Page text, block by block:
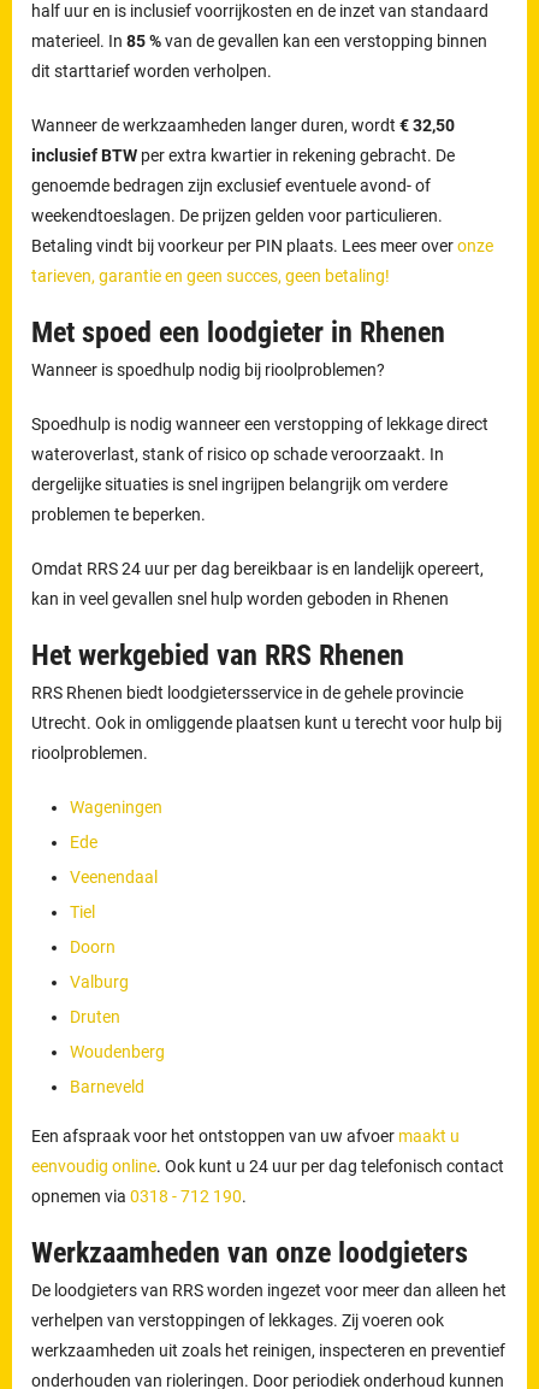
half uur en is inclusief voorrijkosten en de inzet van standaard
materieel. In85 %van de gevallen kan een verstopping binnen
dit starttarief worden verholpen.
Wanneer de werkzaamheden langer duren, wordt€ 32,50
inclusief BTW per extra kwartier in rekening gebracht. De
genoemde bedragen zijn exclusief eventuele avond- of
weekendtoeslagen. De prijzen gelden voor particulieren.
Betaling vindt bij voorkeur per PIN plaats. Lees meer overonze
tarieven, garantie en geen succes, geen betaling!
Met spoed een loodgieter in Rhenen
Wanneer is spoedhulp nodig bij rioolproblemen?
Spoedhulp is nodig wanneer een verstopping of lekkage direct
wateroverlast, stank of risico op schade veroorzaakt. In
dergelijke situaties is snel ingrijpen belangrijk om verdere
problemen te beperken.
Omdat RRS 24 uur per dag bereikbaar is en landelijk opereert,
kan in veel gevallen snel hulp worden geboden in Rhenen
Het werkgebied van RRS Rhenen
RRS Rhenen biedt loodgietersservice in de gehele provincie
Utrecht. Ook in omliggende plaatsen kunt u terecht voor hulp bij
rioolproblemen.
Wageningen
Ede
Veenendaal
Tiel
Doorn
Valburg
Druten
Woudenberg
Barneveld
Een afspraak voor het ontstoppen van uw afvoer maakt u
eenvoudig online. Ook kunt u 24 uur per dag telefonisch contact
opnemen via0318 - 712 190.
Werkzaamheden van onze loodgieters
De loodgieters van RRS worden ingezet voor meer dan alleen het
verhelpen van verstoppingen of lekkages. Zij voeren ook
werkzaamheden uit zoals het reinigen, inspecteren en preventief
onderhouden van rioleringen. Door periodiek onderhoud kunnen